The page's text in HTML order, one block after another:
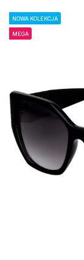
NOWA KOLEKCJA
MEGA